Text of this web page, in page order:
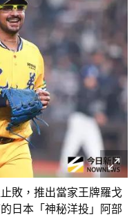
敗，推出當家王牌羅戈
日本「神秘洋投」阿部